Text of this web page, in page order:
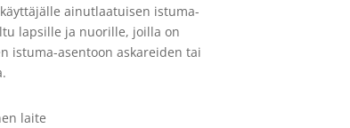
ainutlaatuisen istuma-
lapsille ja nuorille, joilla on
istuma-asentoon askareiden tai
laite